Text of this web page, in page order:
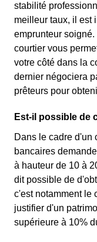
stabilité
meilleur taux, il est
emprunteur
courtier vous
votre côté dans la
dernier négociera
prêteurs pour
Est-il possible de
Dans le cadre d'un
bancaires
à hauteur de 10 à
dit possible de
c'est notamment le
justifier d'un
supérieure à 10%